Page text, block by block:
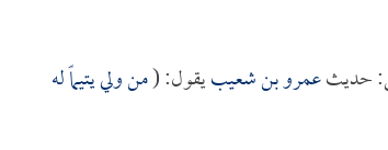
حديثعمرو بن شعيبيقول: (من ولي يتيماً له